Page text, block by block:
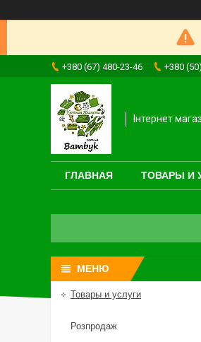
+380 (67) 480-23-46 +380
Інтернет
ГЛАВНАЯ ТОВАРЫ И
Товары и услуги
Розпродаж